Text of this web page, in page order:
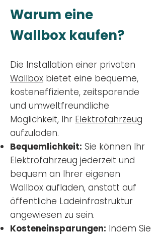
Warum eine
Wallbox kaufen?
Die Installation einer privaten
Wallbox bietet eine bequeme,
kosteneffiziente, zeitsparende
und umweltfreundliche
Möglichkeit, Ihr Elektrofahrzeug
aufzuladen.
Bequemlichkeit: Sie können Ihr
Elektrofahrzeug jederzeit und
bequem an Ihrer eigenen
Wallbox aufladen, anstatt auf
öffentliche Ladeinfrastruktur
angewiesen zu sein.
Kosteneinsparungen: Indem Sie